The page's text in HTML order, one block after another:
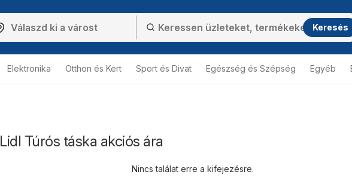
Keresés
Elektronika Otthon és Kert Sport és Divat Egészség és Szépség Egyéb
Lidl Túrós táska akciós ára
Nincs találat erre a kifejezésre.